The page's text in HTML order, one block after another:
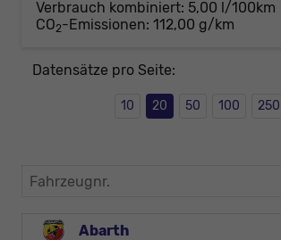
Verbrauch kombiniert: 5,00 l/100km
CO2-Emissionen: 112,00 g/km
Datensätze pro Seite:
10 20 50 100 250
Fahrzeugnr.
Abarth